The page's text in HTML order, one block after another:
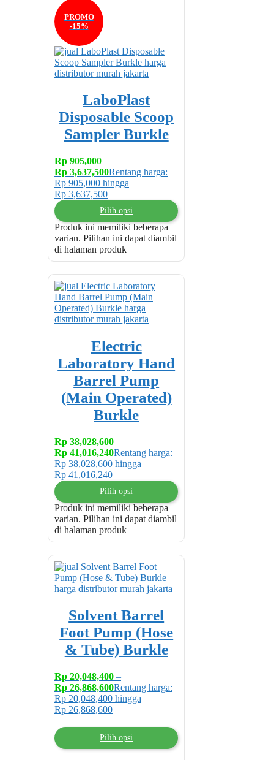
PROMO
-15%
LaboPlast
Disposable Scoop
Sampler Burkle
Rp 905,000 –
Rp 3,637,500Rentang harga:
Rp 905,000 hingga
Rp 3,637,500
Pilih opsi
Produk ini memiliki beberapa
varian. Pilihan ini dapat diambil
di halaman produk
Electric
Laboratory Hand
Barrel Pump
(Main Operated)
Burkle
Rp 38,028,600 –
Rp 41,016,240Rentang harga:
Rp 38,028,600 hingga
Rp 41,016,240
Pilih opsi
Produk ini memiliki beberapa
varian. Pilihan ini dapat diambil
di halaman produk
Solvent Barrel
Foot Pump (Hose
& Tube) Burkle
Rp 20,048,400 –
Rp 26,868,600Rentang harga:
Rp 20,048,400 hingga
Rp 26,868,600
Pilih opsi